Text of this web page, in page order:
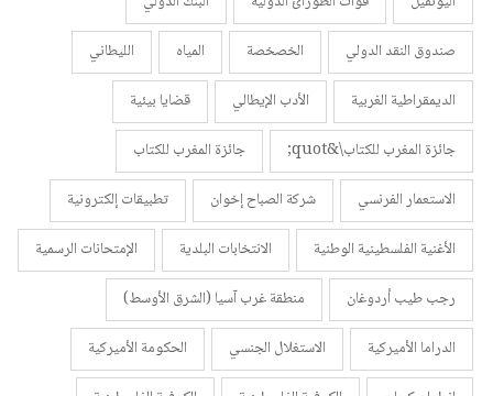
صندوق النقد الدولي
الخصخصة المياه
الليطاني
الديمقراطية الغربية
الأدب الإيطالي
قضايا بيئية
جائزة المغرب للكتاب\&quot;
جائزة المغرب للكتاب
الاستعمار الفرنسي
شركة الصباح إخوان
تطبيقات إلكترونية
الأغنية الفلسطينية الوطنية
الانتخابات البلدية
الإمتحانات الرسمية
رجب طيب أردوغان
منطقة غرب آسيا (الشرق الأوسط)
الدراما الأميركية
الاستغلال الجنسي
الحكومة الأميركية